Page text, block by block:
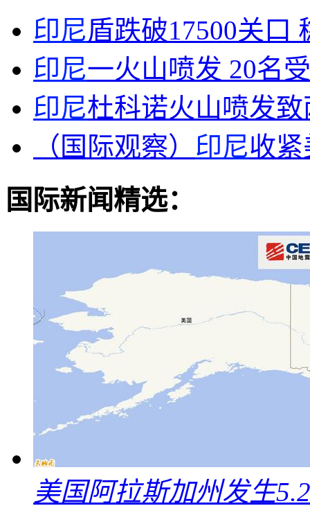
印尼盾跌破17500关口
印尼一火山喷发 20名
印尼杜科诺火山喷发
（国际观察） 印尼收紧
国际新闻精选：
美国阿拉斯加州发生